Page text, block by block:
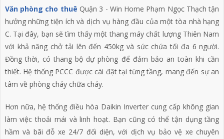
Văn phòng cho thuê Quận 3 - Win Home Phạm Ngọc Thạch tận
hưởng những tiện ích và dịch vụ hàng đầu của một tòa nhà hạng
C. Tại đây, bạn sẽ tìm thấy một thang máy chất lượng Thiên Nam
với khả năng chở tải lên đến 450kg và sức chứa tối đa 6 người.
Đồng thời, có thang bộ dự phòng để đảm bảo an toàn khi cần
thiết. Hệ thống PCCC được cài đặt tại từng tầng, mang đến sự an
tâm về phòng cháy chữa cháy.
Hơn nữa, hệ thống điều hòa Daikin Inverter cung cấp không gian
làm việc thoải mái và linh hoạt. Bạn cũng có thể tận dụng tầng
hầm và bãi đỗ xe 24/7 đối diện, với dịch vụ bảo vệ xe chuyên